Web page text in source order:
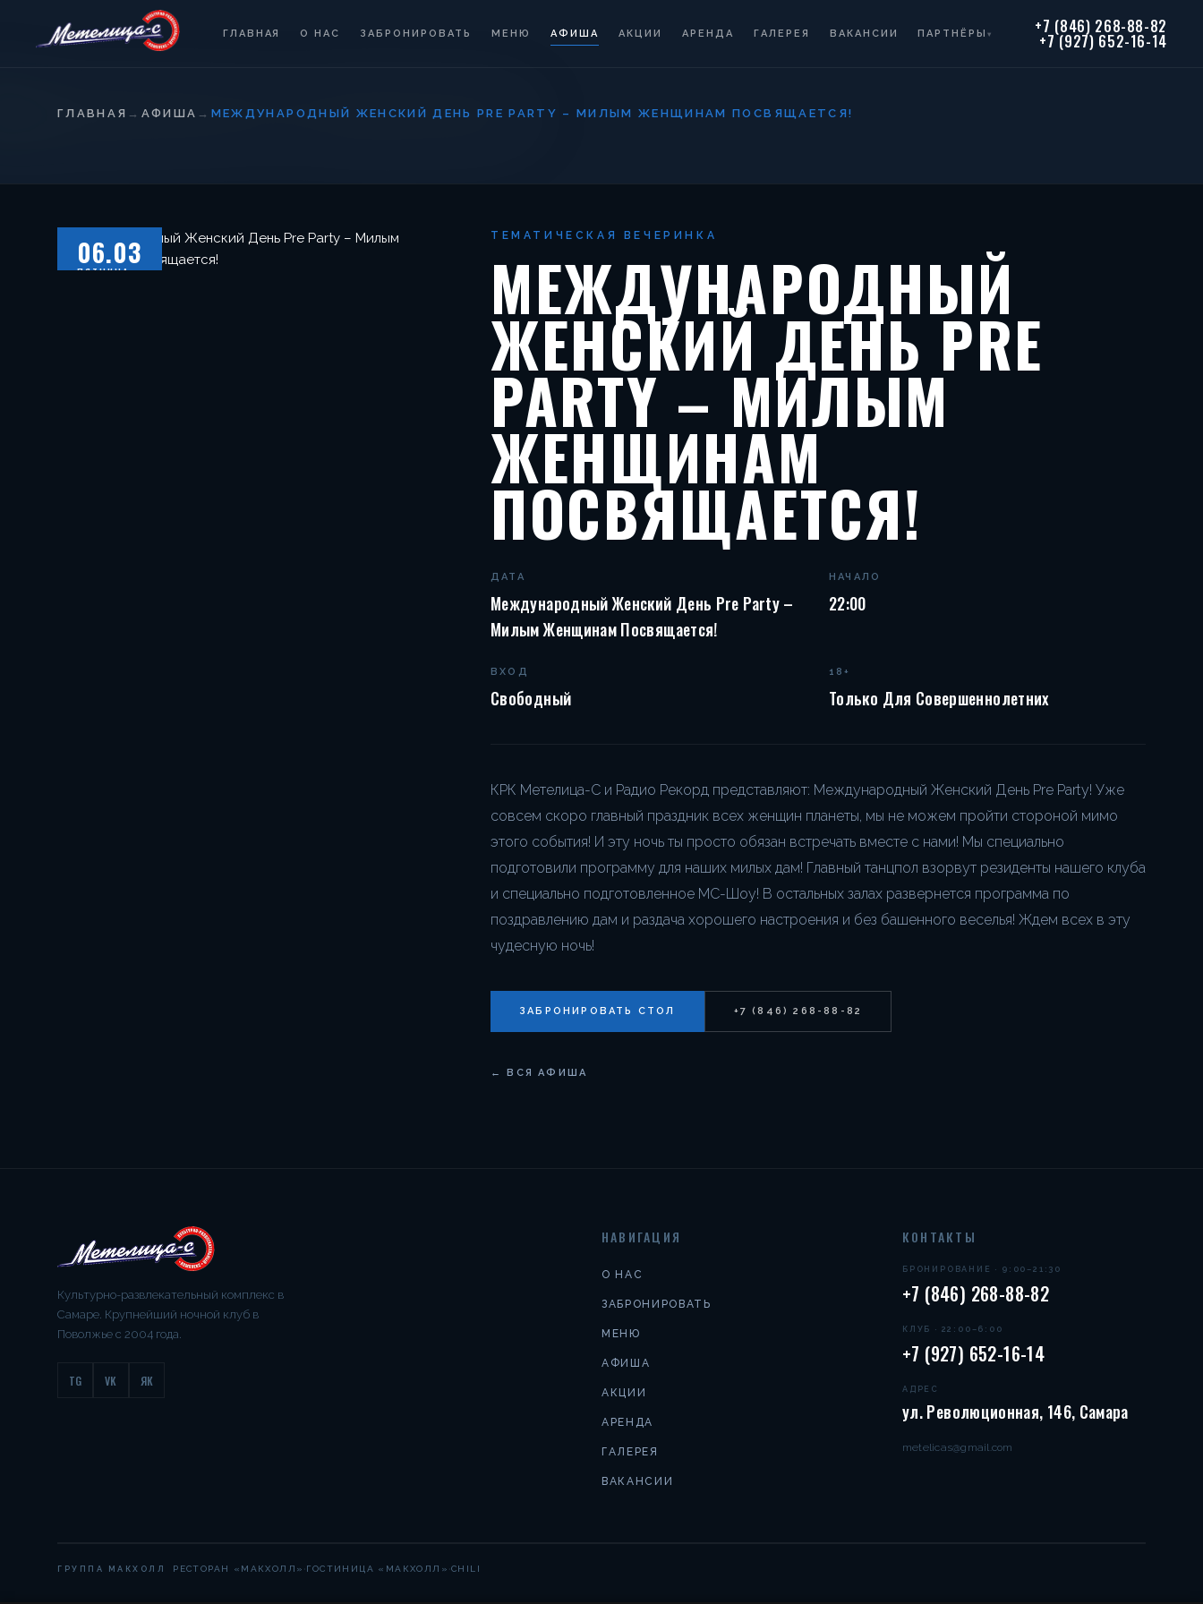
ГЛАВНАЯ О НАС ЗАБРОНИРОВАТЬ МЕНЮ АФИША АКЦИИ АРЕНДА ГАЛЕРЕЯ ВАКАНСИИ ПАРТНЁРЫ▾ +7 (846) 268-88-82
+7 (927) 652-16-14
ГЛАВНАЯ → АФИША → МЕЖДУНАРОДНЫЙ ЖЕНСКИЙ ДЕНЬ PRE PARTY – МИЛЫМ ЖЕНЩИНАМ ПОСВЯЩАЕТСЯ!
06.03
ПЯТНИЦА
ТЕМАТИЧЕСКАЯ ВЕЧЕРИНКА
МЕЖДУНАРОДНЫЙ
ЖЕНСКИЙ ДЕНЬ PRE
PARTY – МИЛЫМ
ЖЕНЩИНАМ
ПОСВЯЩАЕТСЯ!
ДАТА
Международный Женский День Pre Party –
Милым Женщинам Посвящается!
НАЧАЛО
22:00
ВХОД
Свободный
18+
Только Для Совершеннолетних
КРК Метелица-С и Радио Рекорд представляют: Международный Женский День Pre Party! Уже
совсем скоро главный праздник всех женщин планеты, мы не можем пройти стороной мимо
этого события! И эту ночь ты просто обязан встречать вместе с нами! Мы специально
подготовили программу для наших милых дам! Главный танцпол взорвут резиденты нашего клуба
и специально подготовленное МС-Шоу! В остальных залах развернется программа по
поздравлению дам и раздача хорошего настроения и без башенного веселья! Ждем всех в эту
чудесную ночь!
ЗАБРОНИРОВАТЬ СТОЛ +7 (846) 268-88-82
← ВСЯ АФИША
Культурно-развлекательный комплекс в
Самаре. Крупнейший ночной клуб в
Поволжье с 2004 года.
TG VK ЯК
НАВИГАЦИЯ
О НАС
ЗАБРОНИРОВАТЬ
МЕНЮ
АФИША
АКЦИИ
АРЕНДА
ГАЛЕРЕЯ
ВАКАНСИИ
КОНТАКТЫ
БРОНИРОВАНИЕ · 9:00–21:30
+7 (846) 268-88-82
КЛУБ · 22:00–6:00
+7 (927) 652-16-14
АДРЕС
ул. Революционная, 146, Самара
metelicas@gmail.com
ГРУППА МАКХОЛЛ РЕСТОРАН «МАКХОЛЛ» ·ГОСТИНИЦА «МАКХОЛЛ» ·CHILI